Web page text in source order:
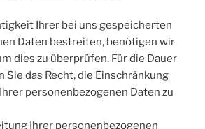
Ihrer bei uns gespeicherten
Daten bestreiten, benötigen wir
dies zu überprüfen. Für die Dauer
Sie das Recht, die Einschränkung
personenbezogenen Daten zu
Ihrer personenbezogenen